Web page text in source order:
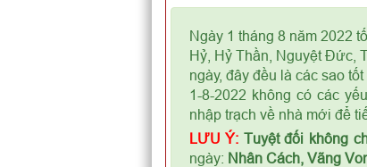
Ngày 1 tháng 8 năm 2022
Hỷ, Hỷ Thần, Nguyệt Đức,
ngày, đây đều là các sao
1-8-2022 không có các
nhập trạch về nhà mới để
LƯU Ý: Tuyệt đối không
ngày: Nhân Cách, Vãng